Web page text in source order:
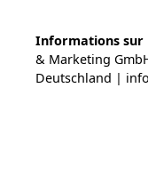
Informations sur
& Marketing
Deutschland |